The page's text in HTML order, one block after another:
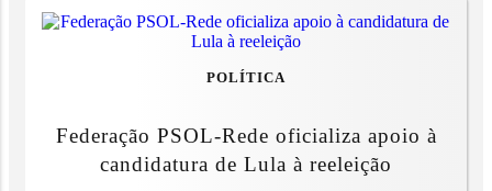
POLÍTICA
Federação PSOL-Rede oficializa apoio à
candidatura de Lula à reeleição